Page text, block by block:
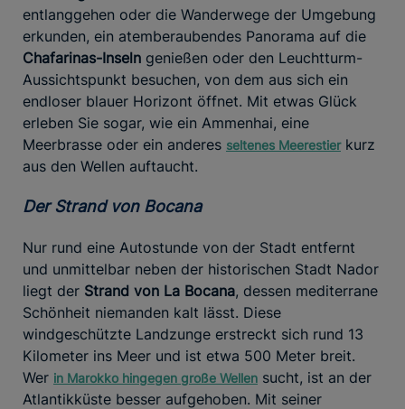
entlanggehen oder die Wanderwege der Umgebung
erkunden, ein atemberaubendes Panorama auf die
Chafarinas-Inseln genießen oder den Leuchtturm-
Aussichtspunkt besuchen, von dem aus sich ein
endloser blauer Horizont öffnet. Mit etwas Glück
erleben Sie sogar, wie ein Ammenhai, eine
Meerbrasse oder ein anderes seltenes Meerestierkurz
aus den Wellen auftaucht.
Der Strand von Bocana
Nur rund eine Autostunde von der Stadt entfernt
und unmittelbar neben der historischen Stadt Nador
liegt der Strand von La Bocana, dessen mediterrane
Schönheit niemanden kalt lässt. Diese
windgeschützte Landzunge erstreckt sich rund 13
Kilometer ins Meer und ist etwa 500 Meter breit.
Wer in Marokko hingegen große Wellen sucht, ist an der
Atlantikküste besser aufgehoben. Mit seiner